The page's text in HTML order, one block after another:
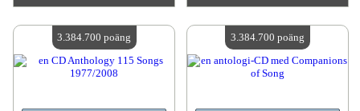
Antal tillgängliga:4
Antal tillgängliga:4
3.384.700 poäng 3.384.700 poäng